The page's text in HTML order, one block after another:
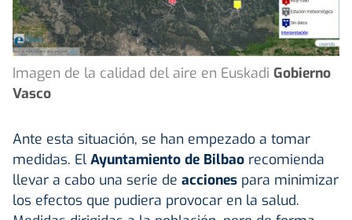
Imagen de la calidad del aire en Euskadi Gobierno
Vasco
Ante esta situación, se han empezado a tomar
medidas. El Ayuntamiento de Bilbao recomienda
llevar a cabo una serie de acciones para minimizar
los efectos que pudiera provocar en la salud.